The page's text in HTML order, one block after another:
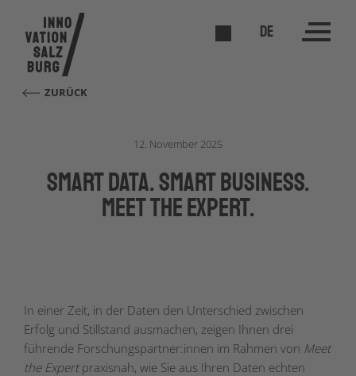
DE
ZURÜCK
12. November 2025
Smart Data. Smart Business.
Meet the Expert.
In einer Zeit, in der Daten den Unterschied zwischen
Erfolg und Stillstand ausmachen, zeigen Ihnen drei
führende Forschungspartner:innen im Rahmen von Meet
the Expertpraxisnah, wie Sie aus Ihren Daten echten